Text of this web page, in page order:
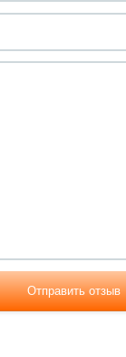
Отправить отзыв